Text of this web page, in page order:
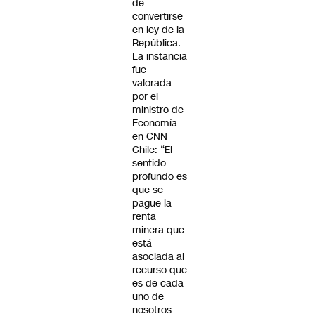
de
convertirse
en ley de la
República.
La instancia
fue
valorada
por el
ministro de
Economía
en CNN
Chile: “El
sentido
profundo es
que se
pague la
renta
minera que
está
asociada al
recurso que
es de cada
uno de
nosotros